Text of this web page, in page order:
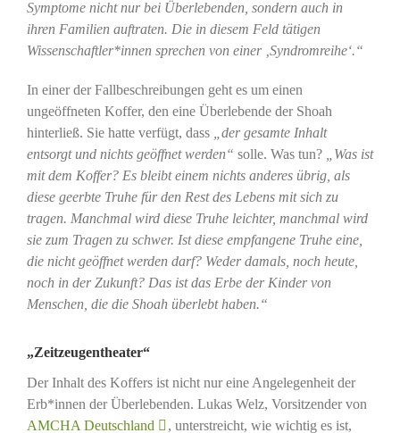
Symptome nicht nur bei Überlebenden, sondern auch in
ihren Familien auftraten. Die in diesem Feld tätigen
Wissenschaftler*innen sprechen von einer ‚Syndromreihe‘.“
In einer der Fallbeschreibungen geht es um einen
ungeöffneten Koffer, den eine Überlebende der Shoah
hinterließ. Sie hatte verfügt, dass „der gesamte Inhalt
entsorgt und nichts geöffnet werden“ solle. Was tun? „Was ist
mit dem Koffer? Es bleibt einem nichts anderes übrig, als
diese geerbte Truhe für den Rest des Lebens mit sich zu
tragen. Manchmal wird diese Truhe leichter, manchmal wird
sie zum Tragen zu schwer. Ist diese empfangene Truhe eine,
die nicht geöffnet werden darf? Weder damals, noch heute,
noch in der Zukunft? Das ist das Erbe der Kinder von
Menschen, die die Shoah überlebt haben.“
„Zeitzeugentheater“
Der Inhalt des Koffers ist nicht nur eine Angelegenheit der
Erb*innen der Überlebenden. Lukas Welz, Vorsitzender von
AMCHA Deutschland
, unterstreicht, wie wichtig es ist,